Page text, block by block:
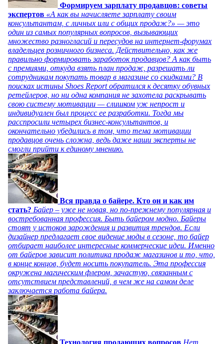
Формируем зарплату продавцов: советы
экспертов «А как вы начисляете зарплату своим
консультантам, с личных или с общих продаж?» — это
один из самых популярных вопросов, вызывающих
множество разногласий и пересудов на интернет-форумах
владельцев розничного бизнеса. Действительно, как же
правильно формировать заработок продавцов? А как быть
с премиями, откуда взять план продаж, разрешать ли
сотрудникам покупать товар в магазине со скидками? В
поисках истины Shoes Report обратился к десятку обувных
ретейлеров, но ни одна компания не захотела раскрывать
свою систему мотивации — слишком уж непрост и
индивидуален был процесс ее разработки. Тогда мы
расспросили четырех бизнес-консультантов, и
окончательно убедились в том, что тема мотивации
продавцов очень сложна, ведь даже наши эксперты не
смогли прийти к единому мнению.
Вся правда о байере. Кто он и как им
стать? Байер – уже не новая, но по-прежнему популярная и
востребованная профессия. Быть байером модно. Байеры
стоят у истоков зарождения и развития трендов. Если
дизайнер предлагает свое видение моды в сезоне, то байер
отбирает наиболее интересные коммерческие идеи. Именно
от байеров зависит политика продаж магазинов и то, что,
в конце концов, будет носить покупатель. Эта профессия
окружена магическим флером, зачастую, связанным с
отсутствием представлений, в чем же на самом деле
заключается работа байера.
Технология продающих вопросов Нет